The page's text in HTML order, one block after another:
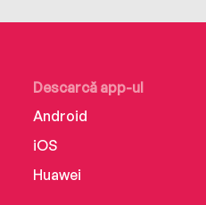
Descarcă app-ul
Android
iOS
Huawei